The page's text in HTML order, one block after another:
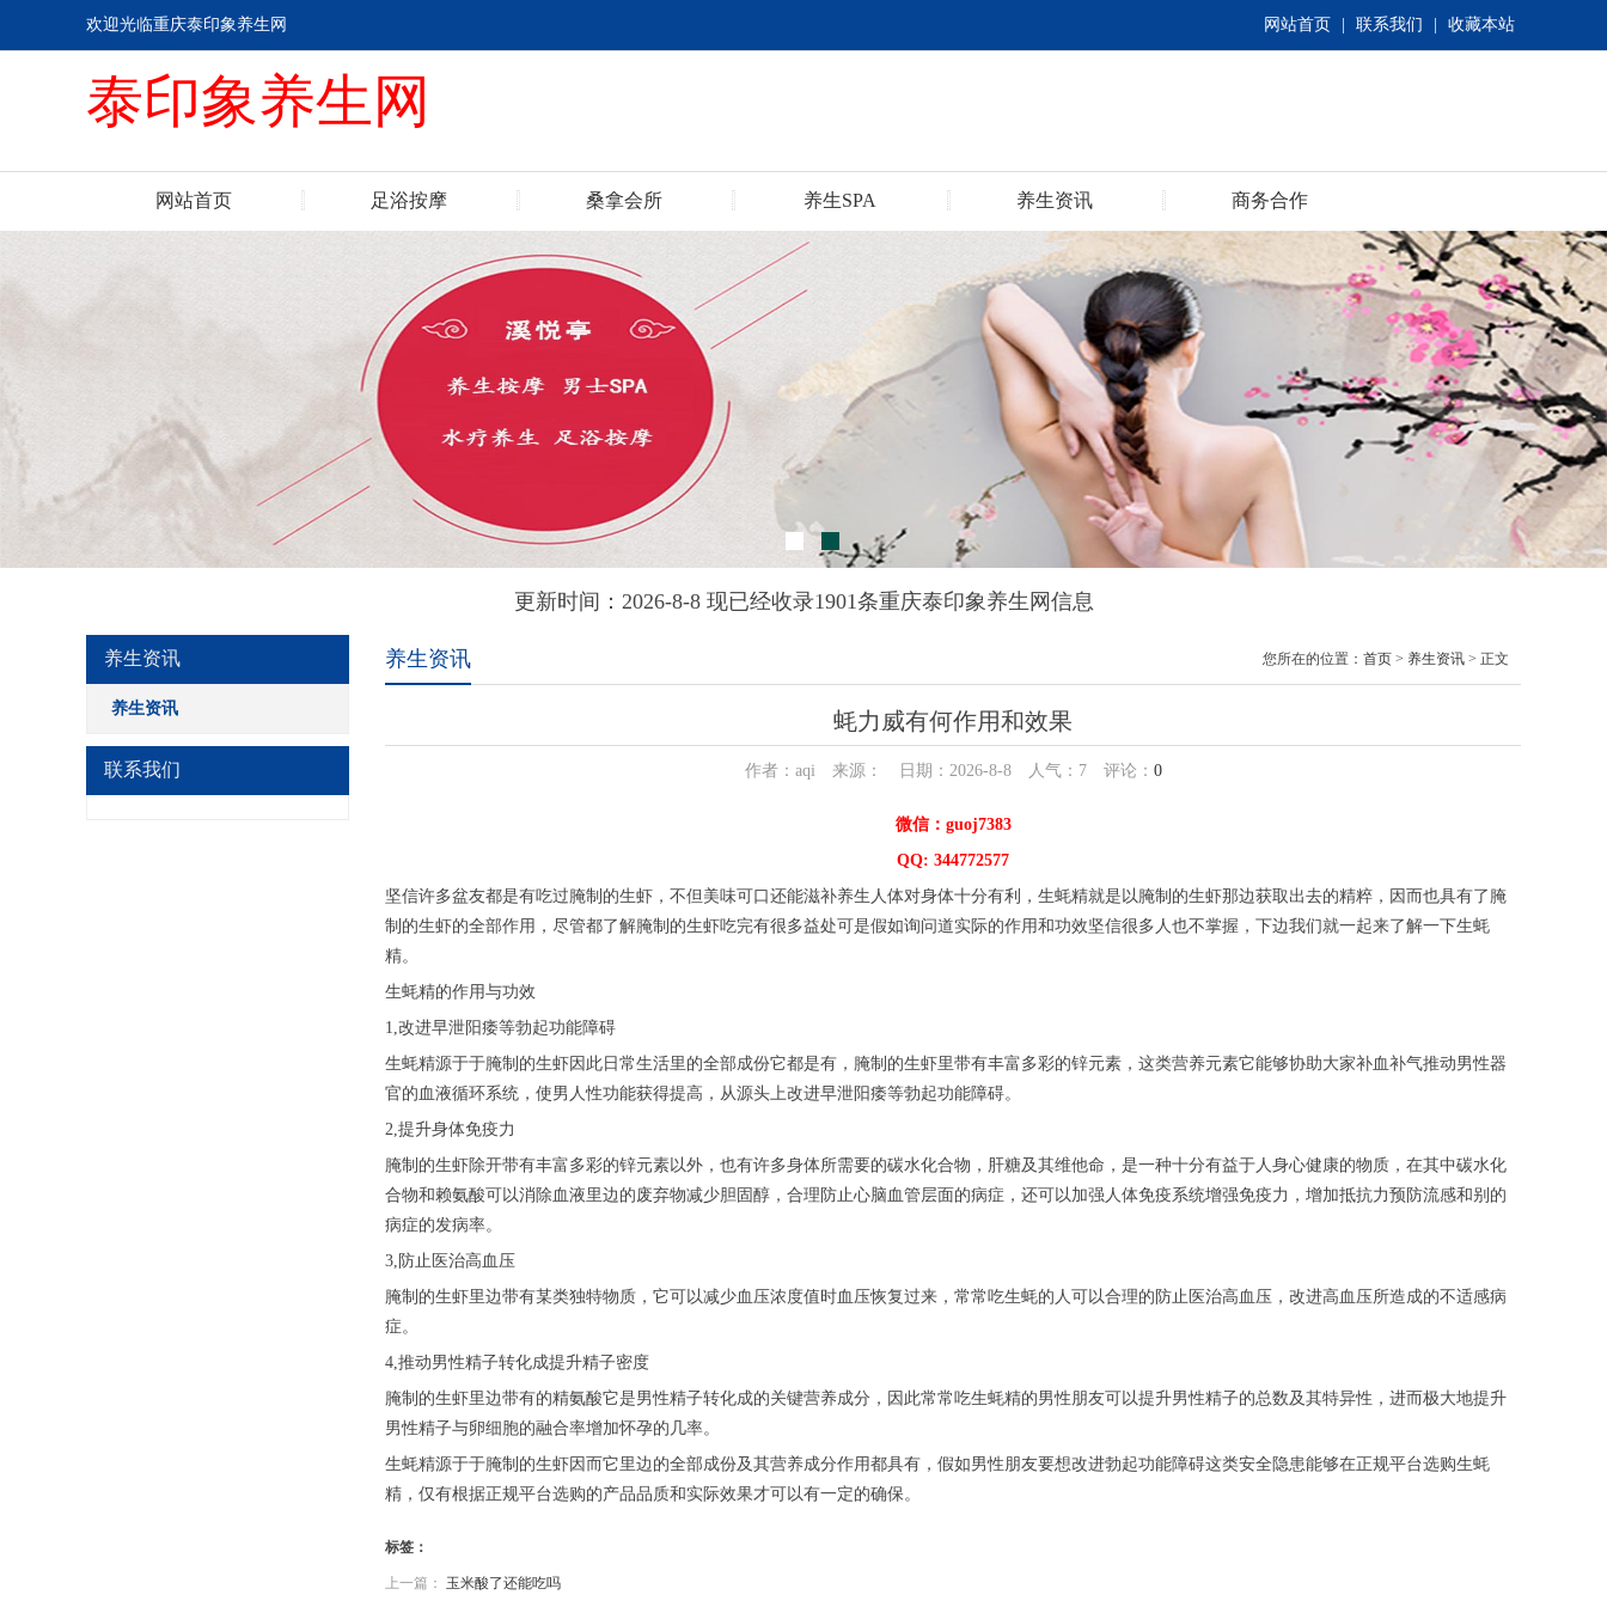
网站首页 联系我们 收藏本站
欢迎光临重庆泰印象养生网
泰印象养生网
网站首页 足浴按摩 桑拿会所 养生SPA 养生资讯 商务合作
更新时间：2026-8-8 现已经收录1901条重庆泰印象养生网信息
养生资讯
养生资讯
联系我们
养生资讯 您所在的位置： 首页 > 养生资讯 > 正文
蚝力威有何作用和效果
作者：aqi 来源： 日期：2026-8-8 人气： 7评论： 0
微信：guoj7383
QQ: 344772577
坚信许多盆友都是有吃过腌制的生虾，不但美味可口还能滋补养生人体对身体十分有利，生蚝精就是以腌制的生虾那边获取出去的精粹，因而也具有了腌
制的生虾的全部作用，尽管都了解腌制的生虾吃完有很多益处可是假如询问道实际的作用和功效坚信很多人也不掌握，下边我们就一起来了解一下生蚝
精。
生蚝精的作用与功效
1,改进早泄阳痿等勃起功能障碍
生蚝精源于于腌制的生虾因此日常生活里的全部成份它都是有，腌制的生虾里带有丰富多彩的锌元素，这类营养元素它能够协助大家补血补气推动男性器
官的血液循环系统，使男人性功能获得提高，从源头上改进早泄阳痿等勃起功能障碍。
2,提升身体免疫力
腌制的生虾除开带有丰富多彩的锌元素以外，也有许多身体所需要的碳水化合物，肝糖及其维他命，是一种十分有益于人身心健康的物质，在其中碳水化
合物和赖氨酸可以消除血液里边的废弃物减少胆固醇，合理防止心脑血管层面的病症，还可以加强人体免疫系统增强免疫力，增加抵抗力预防流感和别的
病症的发病率。
3,防止医治高血压
腌制的生虾里边带有某类独特物质，它可以减少血压浓度值时血压恢复过来，常常吃生蚝的人可以合理的防止医治高血压，改进高血压所造成的不适感病
症。
4,推动男性精子转化成提升精子密度
腌制的生虾里边带有的精氨酸它是男性精子转化成的关键营养成分，因此常常吃生蚝精的男性朋友可以提升男性精子的总数及其特异性，进而极大地提升
男性精子与卵细胞的融合率增加怀孕的几率。
生蚝精源于于腌制的生虾因而它里边的全部成份及其营养成分作用都具有，假如男性朋友要想改进勃起功能障碍这类安全隐患能够在正规平台选购生蚝
精，仅有根据正规平台选购的产品品质和实际效果才可以有一定的确保。
标签：
上一篇： 玉米酸了还能吃吗